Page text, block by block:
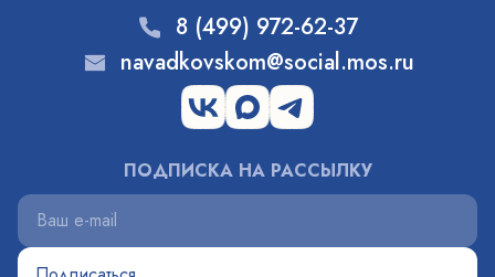
8 (499) 972-62-37
navadkovskom@social.mos.ru
ПОДПИСКА НА РАССЫЛКУ